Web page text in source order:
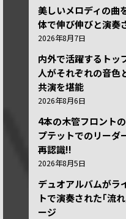
美しいメロディの曲
体で伸び伸びと演奏
2026年8月7日
内外で活躍するトッ
人がそれぞれの音色
共演を堪能
2026年8月6日
4本の木管フロント
プテットでのリーダ
再認識!!
2026年8月5日
デュオアルバムがラ
トで演奏された｢流
ージ